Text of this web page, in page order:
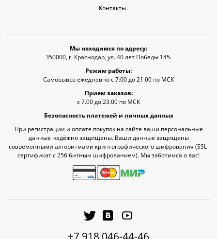
Контакты
Мы находимся по адресу:
350000, г. Краснодар, ул. 40 лет Победы 145.
Режим работы:
Самовывоз ежедневно с 7:00 до 21:00 по МСК
Прием заказов:
с 7.00 до 23.00 по МСК
Безопасность платежей и личных данных
При регистрации и оплате покупок на сайте ваши персональные
данные надёжно защищены. Ваши данные защищены
современными алгоритмами криптографического шифрования (SSL-
сертификат c 256 битным шифрованием). Мы заботимся о вас!
+7 918 046-44-46